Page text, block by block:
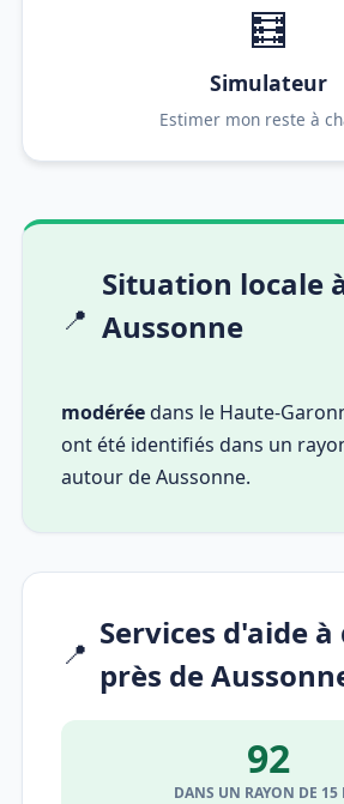
🧮
Simulateur
Estimer mon reste à
📍
Situation locale
Aussonne
modéréedans le Haute-
ont été identifiés dans un
autour de Aussonne.
📍
Services d'aide
près de
92
DANS UN RAYON DE 15